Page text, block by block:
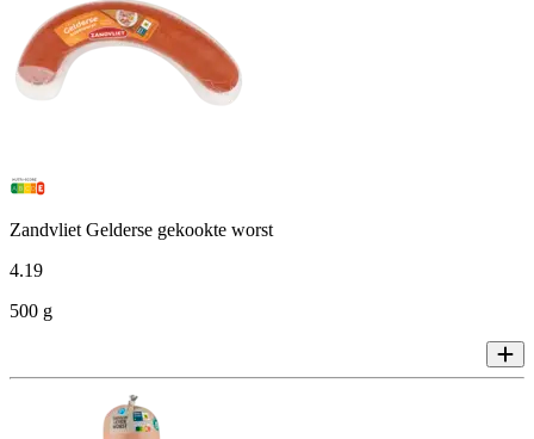
Zandvliet Gelderse gekookte worst
4.19
500 g